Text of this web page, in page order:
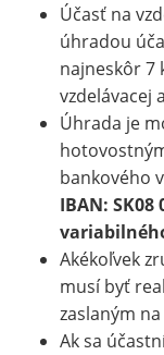
Účasť na
úhradou
najneskôr 7
vzdelávacej
Úhrada je
bankového
IBAN: SK08
Akékoľvek
musí byť
zaslaným
Ak sa